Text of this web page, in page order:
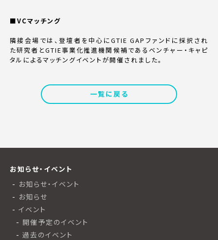
■VCマッチング
隣接会場では、登壇者を中心にGTIE GAPファンドに採択され
た研究者とGTIE事業化推進機関候補であるベンチャー・キャピ
タルによるマッチングイベントが開催されました。
一覧に戻る
お知らせ・イベント
お知らせ・イベント
お知らせ
イベント
開催予定のイベント
過去のイベント